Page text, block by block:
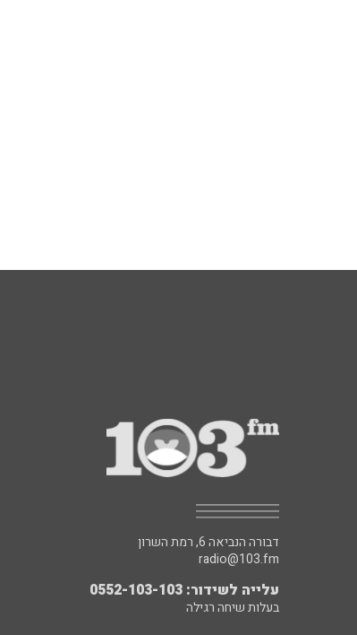
דבורה הנביאה 6, רמת השרון
radio@103.fm
עלייה לשידור: 0552-103-103
בעלות שיחה רגילה